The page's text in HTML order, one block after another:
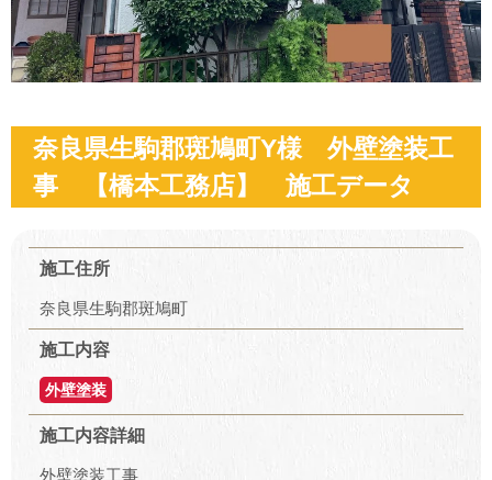
奈良県生駒郡斑鳩町Y様 外壁塗装工
事 【橋本工務店】 施工データ
施工住所
奈良県生駒郡斑鳩町
施工内容
外壁塗装
施工内容詳細
外壁塗装工事